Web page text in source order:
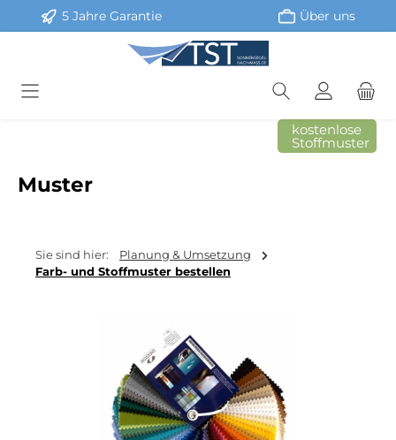
Zum Hauptinhalt springen
5 Jahre Garantie Über uns
kostenlose
Stoffmuster
Muster
Sie sind hier:
Planung & Umsetzung
Farb- und Stoffmuster bestellen